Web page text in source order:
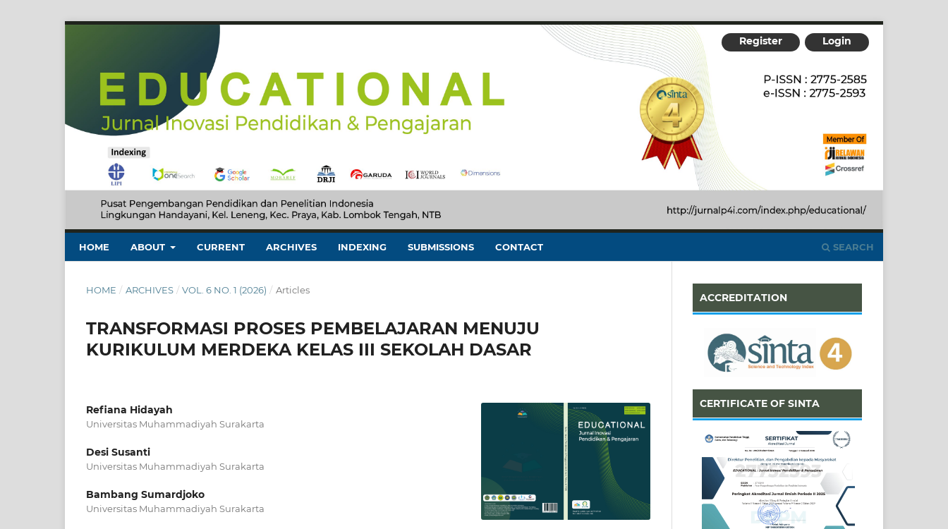
HOME ABOUT CURRENT ARCHIVES INDEXING SUBMISSIONS CONTACT SEARCH
Register Login
HOME / ARCHIVES / VOL. 6 NO. 1 (2026) / Articles
TRANSFORMASI PROSES PEMBELAJARAN MENUJU
KURIKULUM MERDEKA KELAS III SEKOLAH DASAR
Refiana Hidayah
Universitas Muhammadiyah Surakarta
Desi Susanti
Universitas Muhammadiyah Surakarta
Bambang Sumardjoko
Universitas Muhammadiyah Surakarta
ACCREDITATION
CERTIFICATE OF SINTA